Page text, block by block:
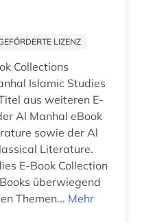
theologie (2)
evangelischer pressedienst (1)
evangelisches gesangbuch (1)
LIZENZ
Collections
Islamic Studies
aus weiteren E-
Al Manhal eBook
sowie der Al
Literature.
E-Book Collection
überwiegend
Themen... Mehr